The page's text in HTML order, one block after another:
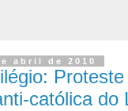
abril de 2010
católica do